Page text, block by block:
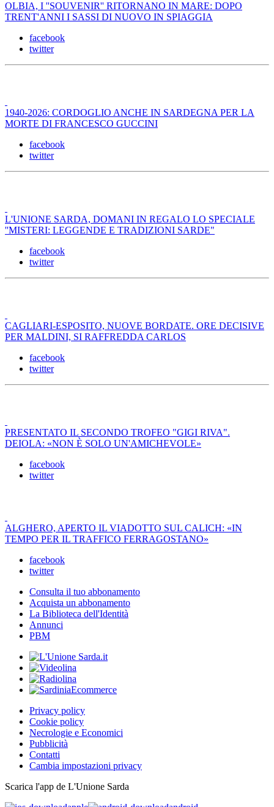
OLBIA, I ''SOUVENIR'' RITORNANO IN MARE: DOPO
TRENT'ANNI I SASSI DI NUOVO IN SPIAGGIA
facebook
twitter
1940-2026: CORDOGLIO ANCHE IN SARDEGNA PER LA
MORTE DI FRANCESCO GUCCINI
facebook
twitter
L'UNIONE SARDA, DOMANI IN REGALO LO SPECIALE
''MISTERI: LEGGENDE E TRADIZIONI SARDE"
facebook
twitter
CAGLIARI-ESPOSITO, NUOVE BORDATE. ORE DECISIVE
PER MALDINI, SI RAFFREDDA CARLOS
facebook
twitter
PRESENTATO IL SECONDO TROFEO "GIGI RIVA".
DEIOLA: «NON È SOLO UN'AMICHEVOLE»
facebook
twitter
ALGHERO, APERTO IL VIADOTTO SUL CALICH: «IN
TEMPO PER IL TRAFFICO FERRAGOSTANO»
facebook
twitter
Consulta il tuo abbonamento
Acquista un abbonamento
La Biblioteca dell'Identità
Annunci
PBM
Privacy policy
Cookie policy
Necrologie e Economici
Pubblicità
Contatti
Cambia impostazioni privacy
Scarica l'app de L'Unione Sarda